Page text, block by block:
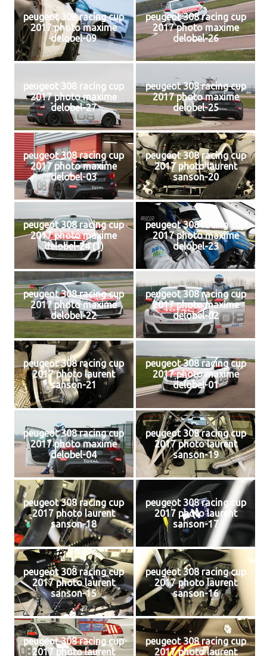
peugeot 308 racing cup
2017 photo maxime
delobel-09
peugeot 308 racing cup
2017 photo maxime
delobel-26
peugeot 308 racing cup
2017 photo maxime
delobel-27
peugeot 308 racing cup
2017 photo maxime
delobel-25
peugeot 308 racing cup
2017 photo maxime
delobel-03
peugeot 308 racing cup
2017 photo laurent
sanson-20
peugeot 308 racing cup
2017 photo maxime
delobel-24 (1)
peugeot 308 racing cup
2017 photo maxime
delobel-23
peugeot 308 racing cup
2017 photo maxime
delobel-22
peugeot 308 racing cup
2017 photo maxime
delobel-02
peugeot 308 racing cup
2017 photo laurent
sanson-21
peugeot 308 racing cup
2017 photo maxime
delobel-01
peugeot 308 racing cup
2017 photo maxime
delobel-04
peugeot 308 racing cup
2017 photo laurent
sanson-19
peugeot 308 racing cup
2017 photo laurent
sanson-18
peugeot 308 racing cup
2017 photo laurent
sanson-17
peugeot 308 racing cup
2017 photo laurent
sanson-15
peugeot 308 racing cup
2017 photo laurent
sanson-16
peugeot 308 racing cup
2017 photo laurent
peugeot 308 racing cup
2017 photo laurent